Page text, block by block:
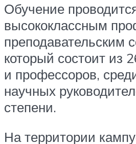
Обучение
высококлассным
преподавательским
который состоит из
и профессоров,
научных
степени.
На территории